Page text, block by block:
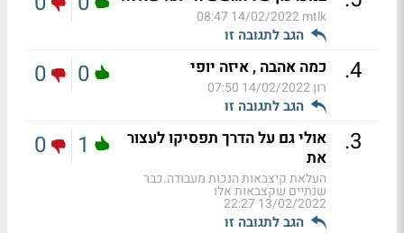
mtlk
14/02/2022 08:47
הגב לתגובה זו
4
. כמה אהבה , איזה יופי
רון14/02/2022 07:50
הגב לתגובה זו
0
0
3
.
אולי גם על הדרך תפסיקו לעצור
את
העלאת קיצבאות הנכות מעבודה.כבר
שנתיים שקצבאות אלו
13/02/2022 22:27
הגב לתגובה זו
1
0